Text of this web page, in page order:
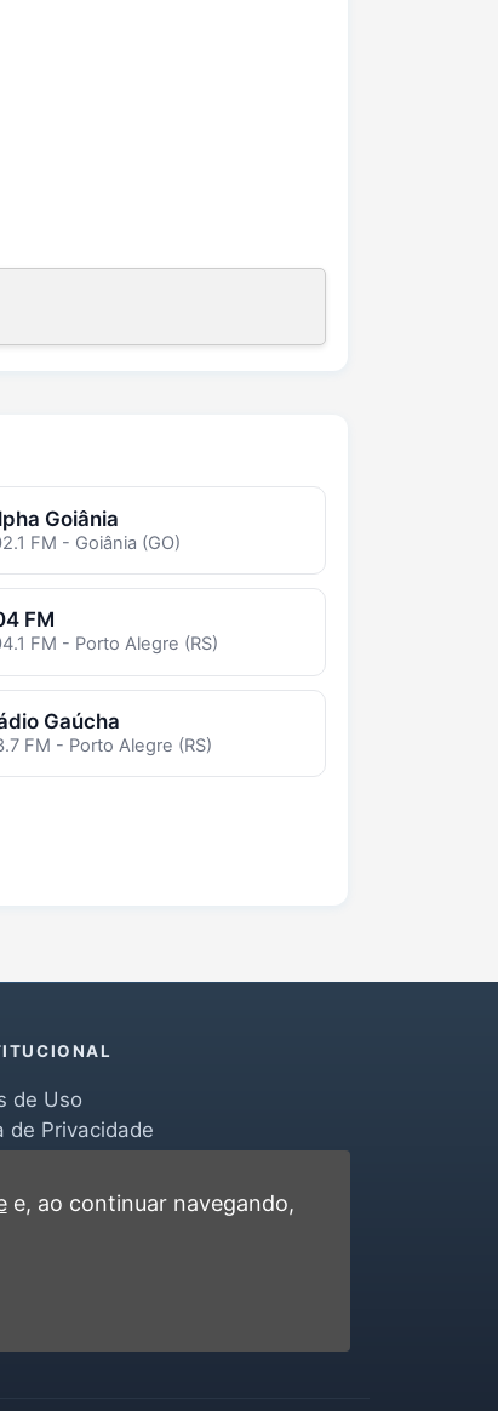
Goiânia
FM - Goiânia (GO)
FM
FM - Porto Alegre (RS)
Gaúcha
FM - Porto Alegre (RS)
de Uso
de Privacidade
e, ao continuar navegando,